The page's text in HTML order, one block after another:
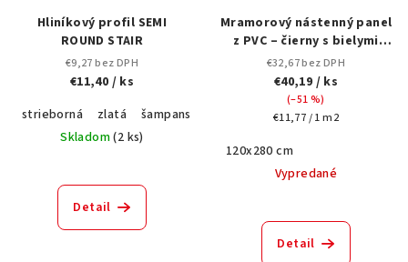
Hliníkový profil SEMI
ROUND STAIR
€9,27 bez DPH
€11,40 / ks
strieborná
zlatá
šampanské
Skladom(2 ks)
Detail
Mramorový nástenný panel
z PVC – čierny s bielymi
žilkami-1450B- 280x 120 cm
€32,67 bez DPH
€40,19 / ks
(–51 %)
Jednotková
€11,77 / 1 m2
120x280 cm
Vypredané
Detail